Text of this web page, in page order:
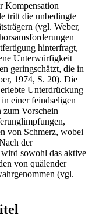
Kompensation
tritt die unbedingte
(vgl. Weber,
hinterfragt,
Unterwürfigkeit
geringschätzt, die in
1974, S. 20). Die
Unterdrückung
einer feindseligen
zum Vorschein
von Schmerz, wobei
der
sowohl das aktive
von quälender
(vgl.